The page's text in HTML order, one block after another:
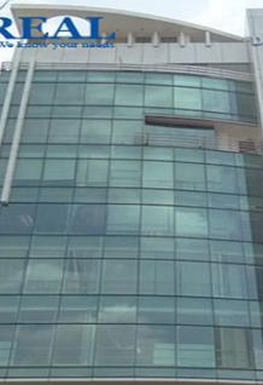
quận 3
1